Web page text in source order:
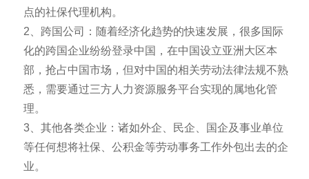
点的社保代理机构。
2、跨国公司：随着经济化趋势的快速发展，很多国际
化的跨国企业纷纷登录中国，在中国设立亚洲大区本
部，抢占中国市场，但对中国的相关劳动法律法规不熟
悉，需要通过三方人力资源服务平台实现的属地化管
理。
3、其他各类企业：诸如外企、民企、国企及事业单位
等任何想将社保、公积金等劳动事务工作外包出去的企
业。